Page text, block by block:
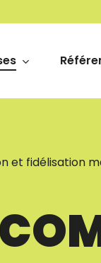
et fidélisation